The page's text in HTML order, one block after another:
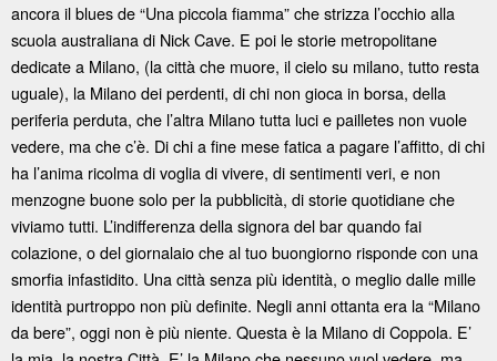
ancora il blues de “Una piccola fiamma” che strizza l’occhio alla
scuola australiana di Nick Cave. E poi le storie metropolitane
dedicate a Milano, (la città che muore, il cielo su milano, tutto resta
uguale), la Milano dei perdenti, di chi non gioca in borsa, della
periferia perduta, che l’altra Milano tutta luci e pailletes non vuole
vedere, ma che c’è. Di chi a fine mese fatica a pagare l’affitto, di chi
ha l’anima ricolma di voglia di vivere, di sentimenti veri, e non
menzogne buone solo per la pubblicità, di storie quotidiane che
viviamo tutti. L’indifferenza della signora del bar quando fai
colazione, o del giornalaio che al tuo buongiorno risponde con una
smorfia infastidito. Una città senza più identità, o meglio dalle mille
identità purtroppo non più definite. Negli anni ottanta era la “Milano
da bere”, oggi non è più niente. Questa è la Milano di Coppola. E’